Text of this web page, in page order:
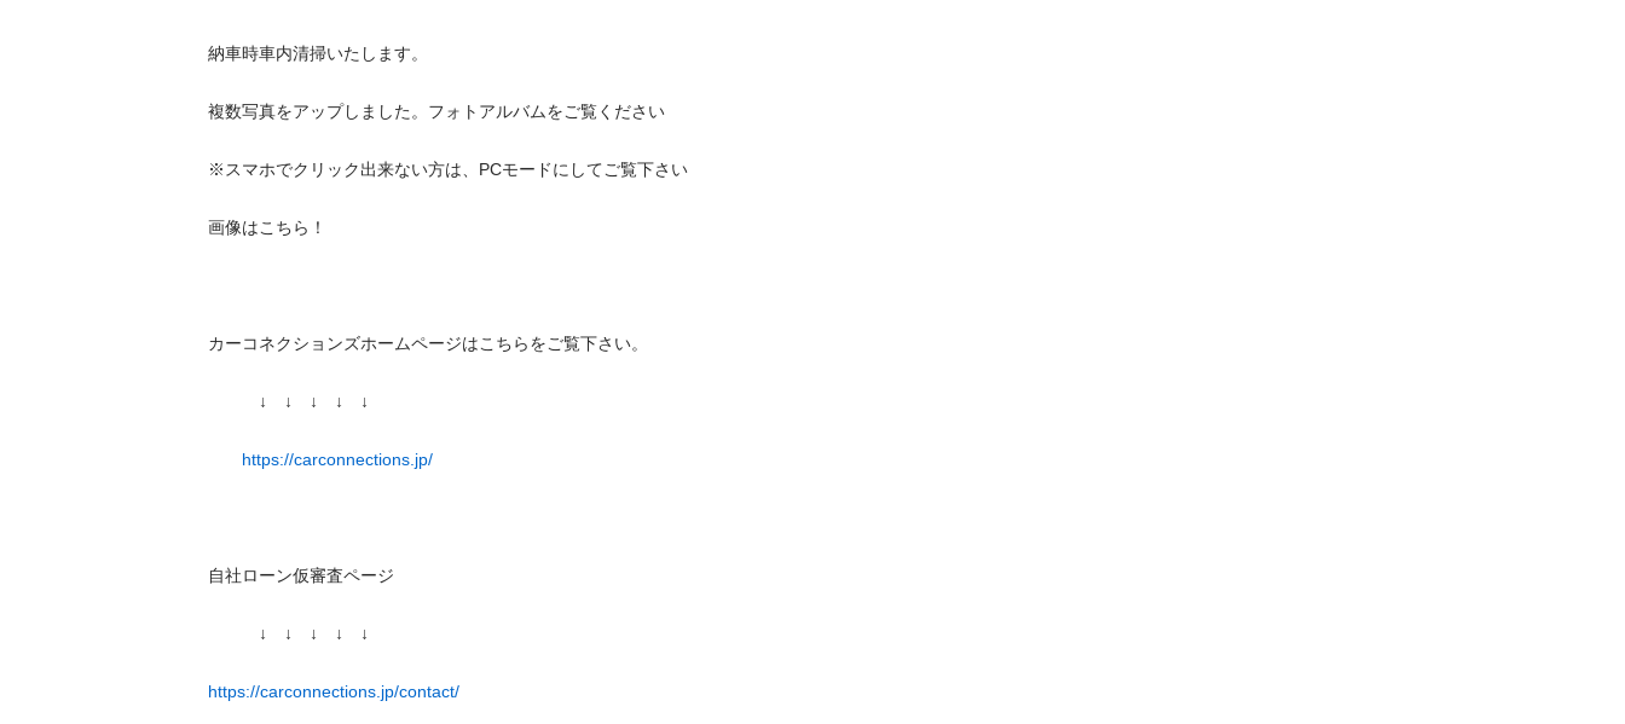
納車時車内清掃いたします。
複数写真をアップしました。フォトアルバムをご覧ください
※スマホでクリック出来ない方は、PCモードにしてご覧下さい
画像はこちら！
カーコネクションズホームページはこちらをご覧下さい。
↓　↓　↓　↓　↓
https://carconnections.jp/
自社ローン仮審査ページ
↓　↓　↓　↓　↓
https://carconnections.jp/contact/